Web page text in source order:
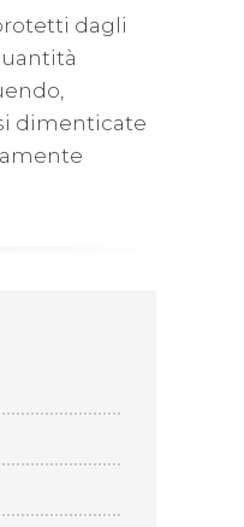
dagli
dimenticate